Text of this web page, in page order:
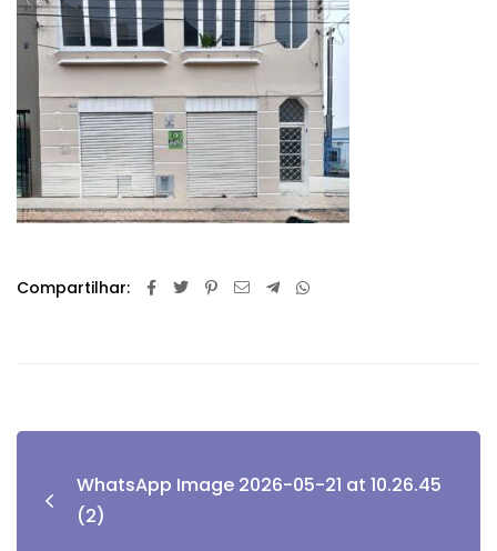
Compartilhar:
WhatsApp Image 2026-05-21 at 10.26.45
(2)